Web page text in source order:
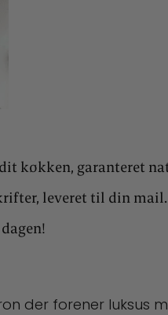
køkken, garanteret
leveret til din mail.
der forener